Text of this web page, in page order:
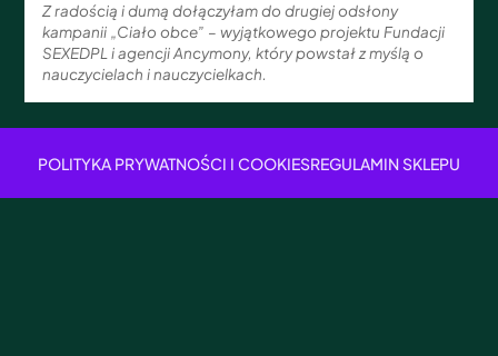
Z radością i dumą dołączyłam do drugiej odsłony
kampanii „Ciało obce” – wyjątkowego projektu Fundacji
SEXEDPL i agencji Ancymony, który powstał z myślą o
nauczycielach i nauczycielkach.
POLITYKA PRYWATNOŚCI I COOKIESREGULAMIN SKLEPU